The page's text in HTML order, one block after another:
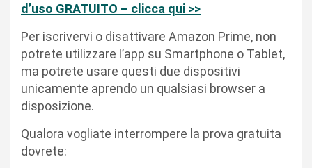
d’uso GRATUITO – clicca qui >>
Per iscrivervi o disattivare Amazon Prime, non
potrete utilizzare l’app su Smartphone o Tablet,
ma potrete usare questi due dispositivi
unicamente aprendo un qualsiasi browser a
disposizione.
Qualora vogliate interrompere la prova gratuita
dovrete: